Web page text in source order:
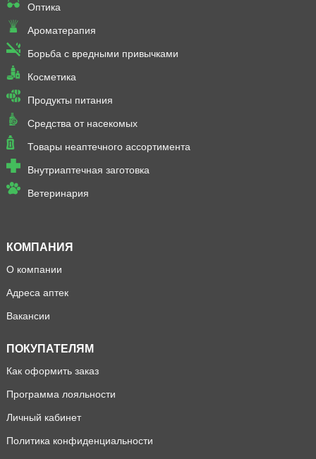
Оптика
Ароматерапия
Борьба с вредными привычками
Косметика
Продукты питания
Средства от насекомых
Товары неаптечного ассортимента
Внутриаптечная заготовка
Ветеринария
КОМПАНИЯ
О компании
Адреса аптек
Вакансии
ПОКУПАТЕЛЯМ
Как оформить заказ
Программа лояльности
Личный кабинет
Политика конфиденциальности